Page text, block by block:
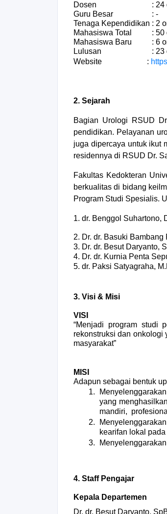
Dosen
: 24
Guru Besar
: -
Tenaga Kependidikan : 2
Mahasiswa Total
: 50
Mahasiswa Baru
: 6
Lulusan
: 23
Website
:
2. Sejarah
Bagian Urologi RSUD
pendidikan. Pelayanan
juga dipercaya untuk ikut
residennya di RSUD Dr.
Fakultas Kedokteran
berkualitas di bidang
Program Studi Spesialis.
1. dr. Benggol Suhartono,
2. Dr. dr. Basuki Bambang
3. Dr. dr. Besut Daryanto,
4. Dr. dr. Kurnia Penta
5. dr. Paksi Satyagraha,
3. Visi & Misi
VISI
“Menjadi program studi
rekonstruksi dan onkologi
masyarakat”
MISI
Adapun sebagai bentuk
yang
mandiri,
kearifan lokal
4. Staff Pengajar
Kepala Departemen
Dr. dr. Besut Daryanto,